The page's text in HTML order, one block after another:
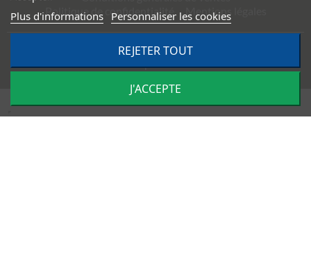
Politique de confidentialité
Mentions légales
TRACTO PIÈCES - Conception & réalisation :
Impulsion
Plus d'informations Personnaliser les cookies
REJETER TOUT
J'ACCEPTE